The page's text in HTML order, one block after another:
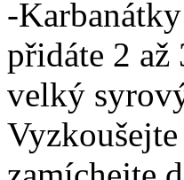
-
přidáte 2 až
velký